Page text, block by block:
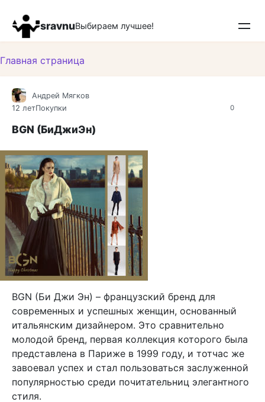
контенту
sravnuВыбираем лучшее!
Главная страница
0
Андрей Мягков
12 летПокупки
BGN (БиДжиЭн)
BGN (Би Джи Эн) – французский бренд для
современных и успешных женщин, основанный
итальянским дизайнером. Это сравнительно
молодой бренд, первая коллекция которого была
представлена в Париже в 1999 году, и тотчас же
завоевал успех и стал пользоваться заслуженной
популярностью среди почитательниц элегантного
стиля.